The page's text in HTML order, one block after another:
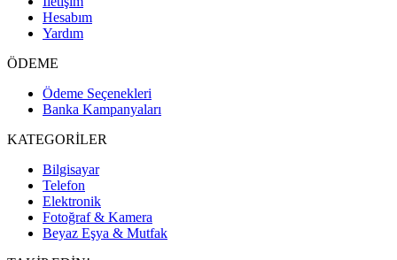
Hesabım
Yardım
ÖDEME
Ödeme Seçenekleri
Banka Kampanyaları
KATEGORİLER
Bilgisayar
Telefon
Elektronik
Fotoğraf & Kamera
Beyaz Eşya & Mutfak